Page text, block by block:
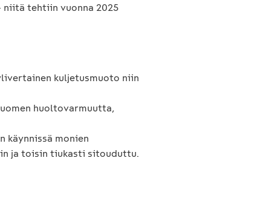
tehtiin vuonna 2025
kuljetusmuoto niin
huoltovarmuutta,
käynnissä monien
ja toisin tiukasti sitouduttu.